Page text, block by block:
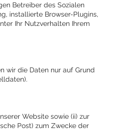
Betreiber des Sozialen
installierte Browser-Plugins,
Ihr Nutzverhalten Ihrem
wir die Daten nur auf Grund
Website sowie (ii) zur
Post) zum Zwecke der